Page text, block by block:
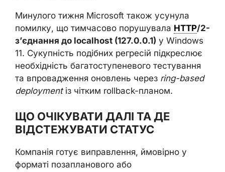
Минулого тижня Microsoft також усунула
помилку, що тимчасово порушувала HTTP/2-
з’єднання до localhost (127.0.0.1) у Windows
11. Сукупність подібних регресій підкреслює
необхідність багатоступеневого тестування
та впровадження оновлень через ring-based
deploymentіз чітким rollback-планом.
ЩО ОЧІКУВАТИ ДАЛІ ТА ДЕ
ВІДСТЕЖУВАТИ СТАТУС
Компанія готує виправлення, ймовірно у
форматі позапланового або